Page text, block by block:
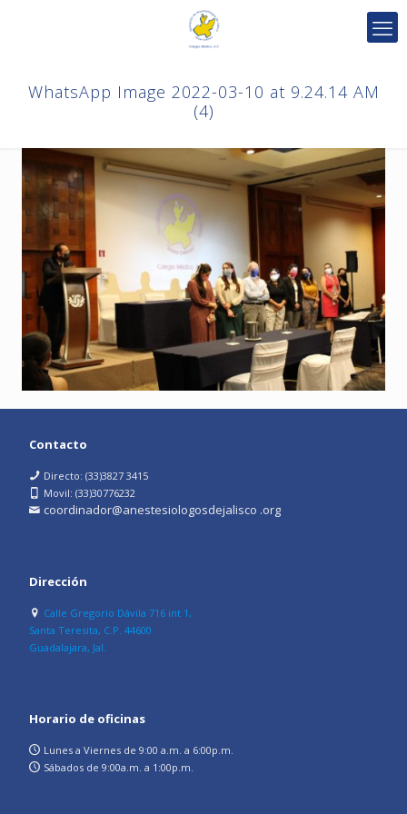
WhatsApp Image 2022-03-10 at 9.24.14 AM
(4)
Contacto
Directo: (33)3827 3415
Movil: (33)30776232
coordinador@anestesiologosdejalisco .org
Dirección
Calle Gregorio Dávila 716 int 1,
Santa Teresita, C.P. 44600
Guadalajara, Jal.
Horario de oficinas
Lunes a Viernes de 9:00 a.m. a 6:00p.m.
Sábados de 9:00a.m. a 1:00p.m.